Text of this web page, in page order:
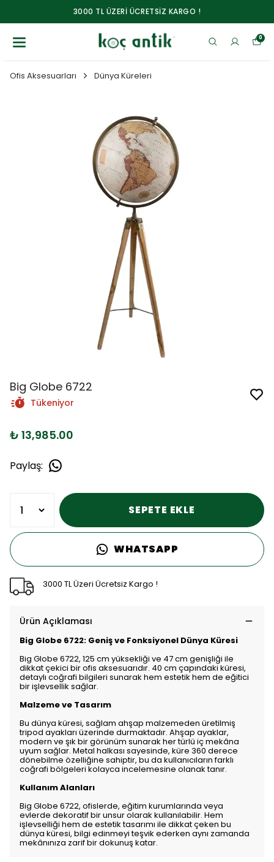
3000 TL ÜZERİ ÜCRETSİZ KARGO !
0
Ofis Aksesuarları Dünya Küreleri
Big Globe 6722
Tükeniyor
₺ 13,985.00
Paylaş:
SEPETE EKLE
WHATSAPP
3000 TL Üzeri Ücretsiz Kargo !
Ürün Açıklaması
Big Globe 6722: Geniş ve Fonksiyonel Dünya Küresi
Big Globe 6722, 125 cm yüksekliği ve 47 cm genişliği ile
dikkat çekici bir ofis aksesuarıdır. 40 cm çapındaki küresi,
detaylı coğrafi bilgileri sunarak hem estetik hem de eğitici
bir işlevsellik sağlar.
Malzeme ve Tasarım
Bu dünya küresi, sağlam ahşap malzemeden üretilmiş
tripod ayakları üzerinde durmaktadır. Ahşap ayaklar,
modern ve şık bir görünüm sunarak her türlü iç mekâna
uyum sağlar. Metal halkası sayesinde, küre 360 derece
dönebilme özelliğine sahiptir, bu da kullanıcıların farklı
coğrafi bölgeleri kolayca incelemesine olanak tanır.
Kullanım Alanları
Big Globe 6722, ofislerde, eğitim kurumlarında veya
evlerde dekoratif bir unsur olarak kullanılabilir. Hem
işlevselliği hem de estetik tasarımı ile dikkat çeken bu
dünya küresi, bilgi edinmeyi teşvik ederken aynı zamanda
mekânınıza zarif bir dokunuş katar.